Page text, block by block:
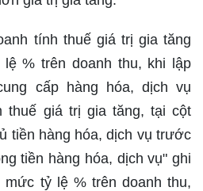
tính thuế giá trị gia tăng
% trên doanh thu, khi lập
cấp hàng hóa, dịch vụ
thuế giá trị gia tăng, tại cột
tiền hàng hóa, dịch vụ trước
tiền hàng hóa, dịch vụ" ghi
mức tỷ lệ % trên doanh thu,